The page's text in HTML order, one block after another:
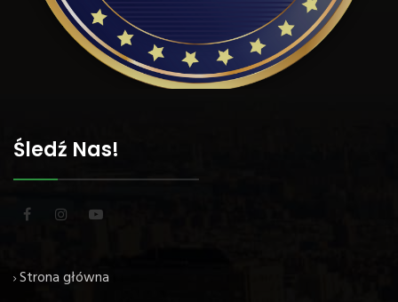
Śledź Nas!
Strona główna